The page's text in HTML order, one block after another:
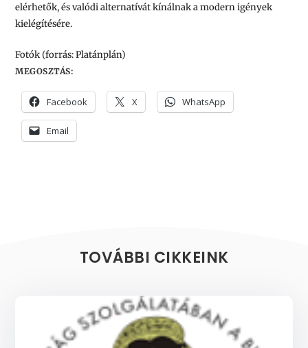
elérhetők, és valódi alternatívát kínálnak a modern igények
kielégítésére.
Fotók (forrás: Platánplán)
MEGOSZTÁS:
Facebook X WhatsApp
Email
TOVÁBBI CIKKEINK